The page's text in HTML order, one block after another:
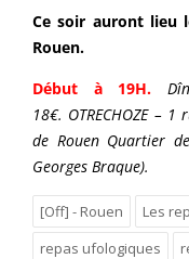
Ce soir auront lieu
Rouen.
Début à 19H.
18€. OTRECHOZE –
de Rouen Quartier
Georges Braque).
[Off] - Rouen Les
repas ufologiques